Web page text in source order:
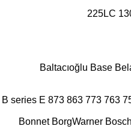
225LC
Baltacıoğlu Base
763
773
863
873
B series E
Bonnet BorgWarner